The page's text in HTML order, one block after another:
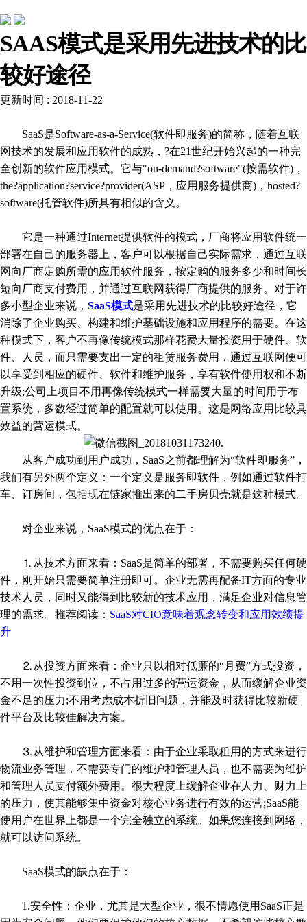
SAAS模式​是采用先进技术的比
较好途径
更新时间 : 2018-11-22
SaaS是Software-as-a-Service(软件即服务)的简称，随着互联
网技术的发展和应用软件的成熟，?在21世纪开始兴起的一种完
全创新的软件应用模式。它与"on-demand?software"(按需软件)，
the?application?service?provider(ASP，应用服务提供商)，hosted?
software(托管软件)所具有相似的含义。
它是一种通过Internet提供软件的模式，厂商将应用软件统一
部署在自己的服务器上，客户可以根据自己实际需求，通过互联
网向厂商定购所需的应用软件服务，按定购的服务多少和时间长
短向厂商支付费用，并通过互联网获得厂商提供的服务。对于许
多小型企业来说， SaaS模式是采用先进技术的比较好途径，它
消除了企业购买、构建和维护基础设施和应用程序的需要。在这
种模式下，客户不再像传统模式那样花费大量投资用于硬件、软
件、人员，而只需要支出一定的租赁服务费用，通过互联网便可
以享受到相应的硬件、软件和维护服务，享有软件使用权和不断
升级;公司上项目不用再像传统模式一样需要大量的时间用于布
置系统，多数经过简单的配置就可以使用。这是网络应用比较具
效益的营运模式。
从客户成功到用户成功，SaaS之前都理解为“软件即服务”，
我们有另外两个定义：一个定义是服务即软件，例如通过软件打
车、订房间，包括现在链家推出来的二手房贝壳就是这种模式。
对企业来说，SaaS模式的优点在于：
⒈从技术方面来看：SaaS是简单的部署，不需要购买任何硬
件，刚开始只需要简单注册即可。企业无需再配备IT方面的专业
技术人员，同时又能得到比较新的技术应用，满足企业对信息管
理的需求。推荐阅读： SaaS对CIO意味着观念转变和应用效绩提
升
⒉从投资方面来看：企业只以相对低廉的“月费”方式投资，
不用一次性投资到位，不占用过多的营运资金，从而缓解企业资
金不足的压力;不用考虑成本折旧问题，并能及时获得比较新硬
件平台及比较佳解决方案。
⒊从维护和管理方面来看：由于企业采取租用的方式来进行
物流业务管理，不需要专门的维护和管理人员，也不需要为维护
和管理人员支付额外费用。很大程度上缓解企业在人力、财力上
的压力，使其能够集中资金对核心业务进行有效的运营;SaaS能
使用户在世界上都是一个完全独立的系统。如果您连接到网络，
就可以访问系统。
SaaS模式的缺点在于：
1.安全性：企业，尤其是大型企业，很不情愿使用SaaS正是